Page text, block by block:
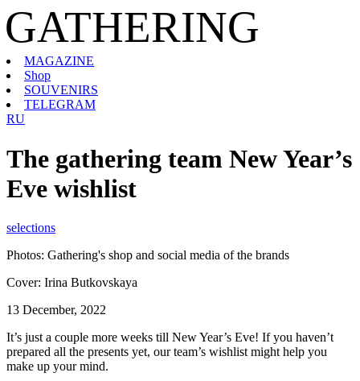
GATHERING
MAGAZINE
Shop
SOUVENIRS
TELEGRAM
RU
The gathering team New Year’s
Eve wishlist
selections
Photos: Gathering's shop and social media of the brands
Cover: Irina Butkovskaya
13 December, 2022
It’s just a couple more weeks till New Year’s Eve! If you haven’t
prepared all the presents yet, our team’s wishlist might help you
make up your mind.